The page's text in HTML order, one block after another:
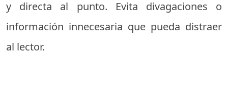
y directa al punto. Evita divagaciones o
información innecesaria que pueda distraer
al lector.